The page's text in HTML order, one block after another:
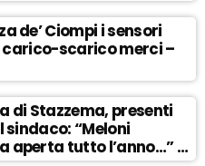
de’ Ciompi i sensori
carico-scarico merci –
di Stazzema, presenti
sindaco: “Meloni
aperta tutto l’anno…” –